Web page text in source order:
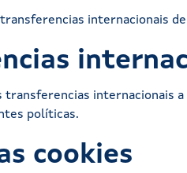
internacionais
transferencias internacionais
políticas.
cookies